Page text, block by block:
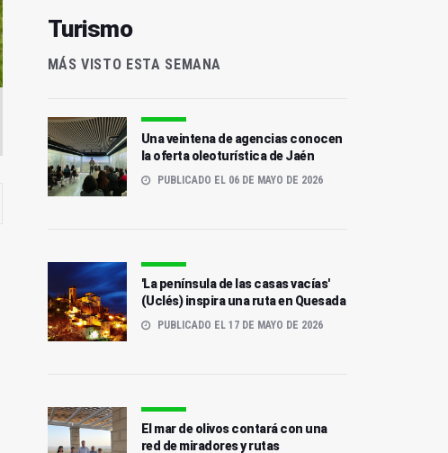
Turismo
MÁS VISTO ESTA SEMANA
Una veintena de agencias conocen
la oferta oleoturística de Jaén
PUBLICADO EL 06 DE MAYO DE 2026
'La península de las casas vacías'
(Uclés) inspira una ruta en Quesada
PUBLICADO EL 17 DE MAYO DE 2026
El mar de olivos contará con una
red de miradores y rutas